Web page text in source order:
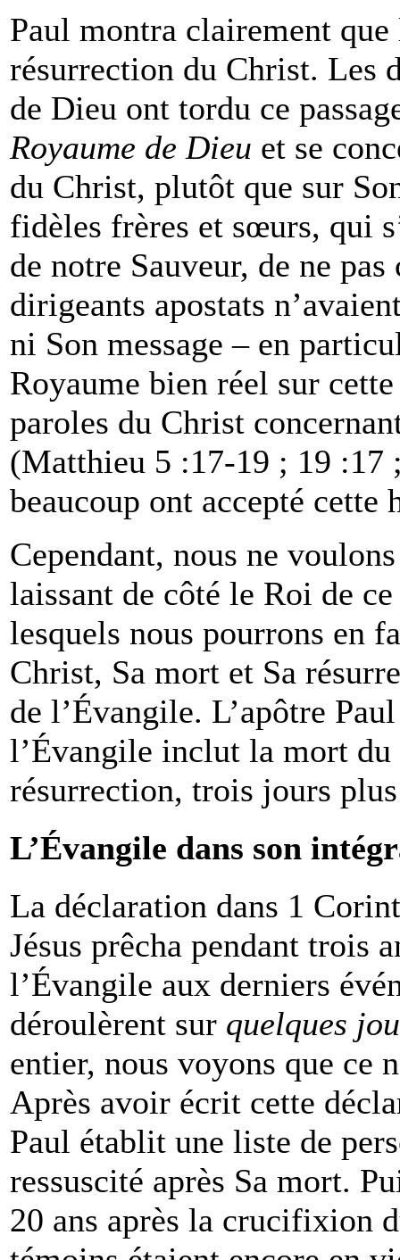
Paul montra clairement
résurrection du Christ. Les
de Dieu ont tordu ce
Royaume de Dieu et se
du Christ, plutôt que sur
fidèles frères et sœurs, qui
de notre Sauveur, de ne
dirigeants apostats
ni Son message – en
Royaume bien réel sur
paroles du Christ
(Matthieu 5 :17-19 ; 19 :17
beaucoup ont accepté cette
Cependant, nous ne
laissant de côté le Roi de
lesquels nous pourrons en
Christ, Sa mort et Sa
de l’Évangile. L’apôtre
l’Évangile inclut la mort du
résurrection, trois jours
L’Évangile dans son
La déclaration dans 1
Jésus prêcha pendant trois
l’Évangile aux derniers
déroulèrent sur quelques
entier, nous voyons que ce
Après avoir écrit cette
Paul établit une liste de
ressuscité après Sa mort.
20 ans après la crucifixion